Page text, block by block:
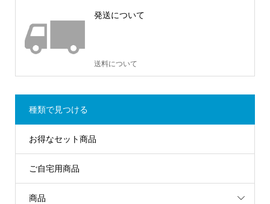
発送について
送料について
種類で見つける
お得なセット商品
ご自宅用商品
商品